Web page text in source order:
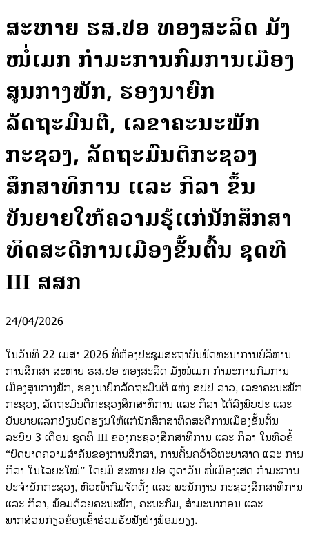
ສະຫາຍ ຮສ.ປອ ທອງສະລິດ ມັງ
ໜໍ່ເມກ ກໍາມະການກົມການເມືອງ
ສູນກາງພັກ, ຮອງນາຍົກ
ລັດຖະມົນຕີ, ເລຂາຄະນະພັກ
ກະຊວງ, ລັດຖະມົນຕີກະຊວງ
ສຶກສາທິການ ແລະ ກິລາ ຂຶ້ນ
ບັນຍາຍໃຫ້ຄວາມຮູ້ແກ່ນັກສຶກສາ
ທິດສະດີການເມືອງຂັ້ນຕົ້ນ ຊຸດທີ
III ສສກ
24/04/2026
ໃນວັນທີ 22 ເມສາ 2026 ທີ່ຫ້ອງປະຊຸມສະຖາບັນພັດທະນາການບໍລິຫານ
ການສຶກສາ ສະຫາຍ ຮສ.ປອ ທອງສະລິດ ມັງໜໍ່ເມກ ກໍາມະການກົມການ
ເມືອງສູນກາງພັກ, ຮອງນາຍົກລັດຖະມົນຕີ ແຫ່ງ ສປປ ລາວ, ເລຂາຄະນະພັກ
ກະຊວງ, ລັດຖະມົນຕີກະຊວງສຶກສາທິການ ແລະ ກິລາ ໄດ້ລົງພົບປະ ແລະ
ບັນຍາຍແລກປ່ຽນບົດຮຽນໃຫ້ແກ່ນັກສຶກສາທິດສະດີການເມືອງຂັ້ນຕົ້ນ
ລະບົບ 3 ເດືອນ ຊຸດທີ III ຂອງກະຊວງສຶກສາທິການ ແລະ ກິລາ ໃນຫົວຂໍ້
“ບົດບາດຄວາມສໍາຄັນຂອງການສຶກສາ, ການຄົ້ນຄວ້າວິທະຍາສາດ ແລະ ການ
ກິລາ ໃນໄລຍະໃໝ່” ໂດຍມີ ສະຫາຍ ປອ ຕຸດາວັນ ໜໍ່ເມືອງເສດ ກໍາມະການ
ປະຈໍາພັກກະຊວງ, ຫົວໜ້າກົມຈັດຕັ້ງ ແລະ ພະນັກງານ ກະຊວງສຶກສາທິການ
ແລະ ກິລາ, ພ້ອມດ້ວຍຄະນະພັກ, ຄະນະກົມ, ສໍາມະນາກອນ ແລະ
ພາກສ່ວນກ່ຽວຂ້ອງເຂົ້າຮ່ວມຮັບຟັງຢ່າງພ້ອມພຽງ.